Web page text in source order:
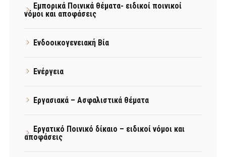
Εμπορικά Ποινικά θέματα- ειδικοί ποινικοί
νόμοι και αποφάσεις
Ενδοοικογενειακή Βία
Ενέργεια
Εργασιακά – Ασφαλιστικά θέματα
Εργατικό Ποινικό δίκαιο – ειδικοί νόμοι και
αποφάσεις